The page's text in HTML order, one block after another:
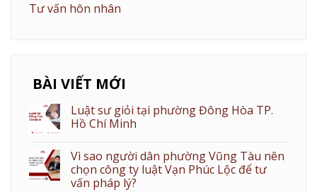
Tư vấn hôn nhân
BÀI VIẾT MỚI
Luật sư giỏi tại phường Đông Hòa TP.
Hồ Chí Minh
Vì sao người dân phường Vũng Tàu nên
chọn công ty luật Vạn Phúc Lộc để tư
vấn pháp lý?